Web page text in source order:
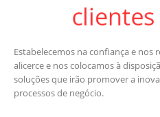
Estabelecemos na confiança e
alicerce e nos colocamos à
soluções que irão promover a
processos de negócio.